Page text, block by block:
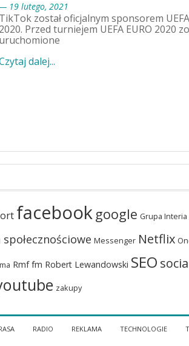
19 lutego, 2021
TikTok został oficjalnym sponsorem
2020. Przed turniejem UEFA EURO 2020
uruchomione
dalej...
facebook google Grupa Interia
Messenger Netflix
Rmf fm Robert Lewandowski SEO
zakupy
RADIO REKLAMA TECHNOLOGIE